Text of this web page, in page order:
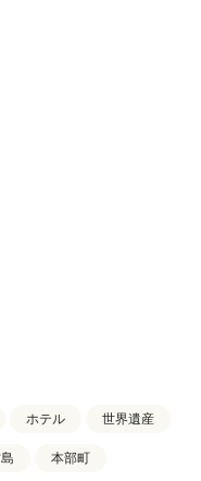
ホテル 世界遺産
本部町